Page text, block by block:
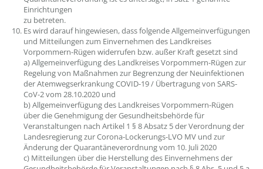
Einrichtungen
zu betreten.
Es wird darauf hingewiesen, dass folgende Allgemeinverfügungen
und Mitteilungen zum Einvernehmen des Landkreises
Vorpommern-Rügen widerrufen bzw. außer Kraft gesetzt sind
a) Allgemeinverfügung des Landkreises Vorpommern-Rügen zur
Regelung von Maßnahmen zur Begrenzung der Neuinfektionen
der Atemwegserkrankung COVID-19 / Übertragung von SARS-
CoV-2 vom 28.10.2020 und
b) Allgemeinverfügung des Landkreises Vorpommern-Rügen
über die Genehmigung der Gesundheitsbehörde für
Veranstaltungen nach Artikel 1 § 8 Absatz 5 der Verordnung der
Landesregierung zur Corona-Lockerungs-LVO MV und zur
Änderung der Quarantäneverordnung vom 10. Juli 2020
c) Mitteilungen über die Herstellung des Einvernehmens der